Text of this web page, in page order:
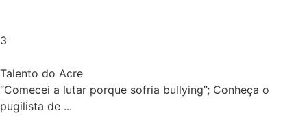
3
Talento do Acre
“Comecei a lutar porque sofria bullying”; Conheça o
pugilista de ...